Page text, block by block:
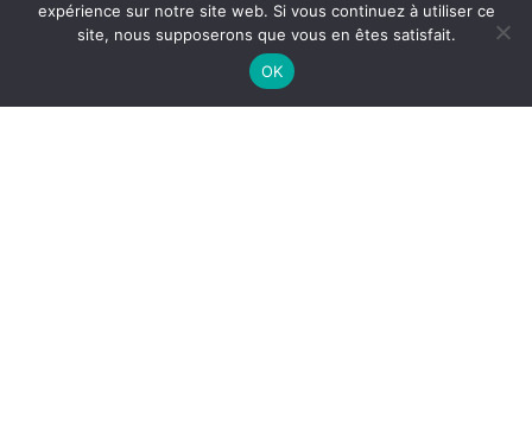
expérience sur notre site web. Si vous continuez à utiliser ce
site, nous supposerons que vous en êtes satisfait.
OK